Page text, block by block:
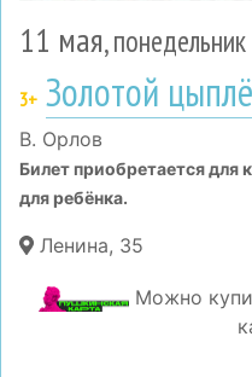
11 мая, понедельник
3+ Золотой
В. Орлов
Билет приобретается для
для ребёнка.
Ленина, 35
Можно